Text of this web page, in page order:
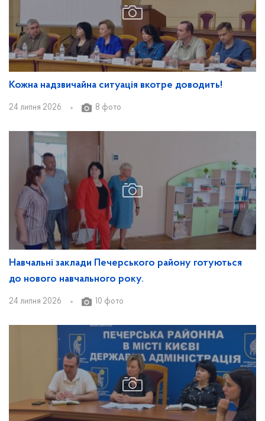
Кожна надзвичайна ситуація вкотре доводить!
24 липня 2026 8 фото
Навчальні заклади Печерського району готуються
до нового навчального року.
24 липня 2026 10 фото